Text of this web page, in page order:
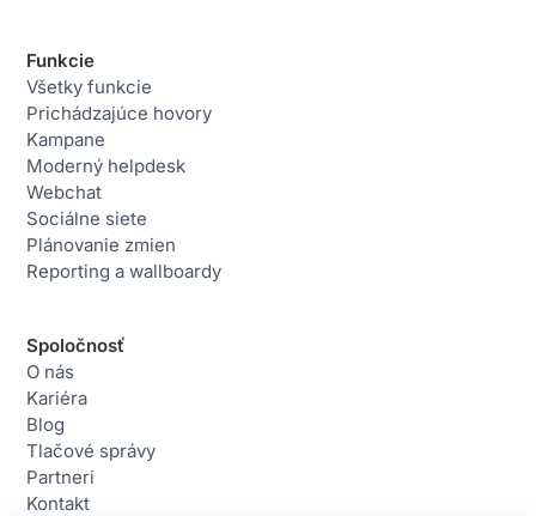
Funkcie
Všetky funkcie
Prichádzajúce hovory
Kampane
Moderný helpdesk
Webchat
Sociálne siete
Plánovanie zmien
Reporting a wallboardy
Spoločnosť
O nás
Kariéra
Blog
Tlačové správy
Partneri
Kontakt